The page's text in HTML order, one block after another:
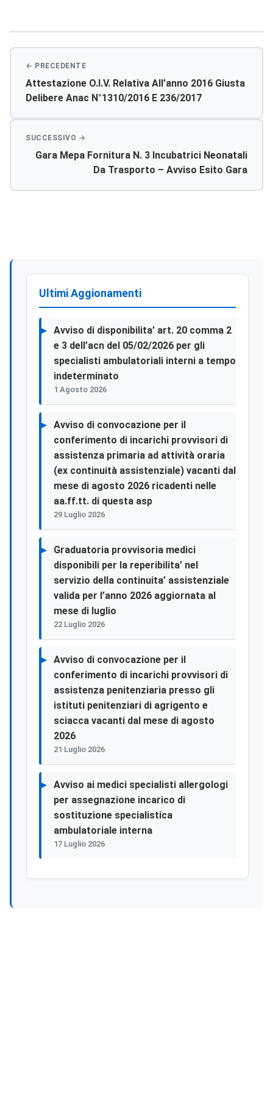
Attestazione O.i.v. Relativa All’anno 2016 Giusta
Delibere Anac N°1310/2016 E 236/2017
Gara Mepa Fornitura N. 3 Incubatrici Neonatali
Da Trasporto – Avviso Esito Gara
Ultimi Aggionamenti
Avviso di disponibilita’ art. 20 comma 2
e 3 dell’acn del 05/02/2026 per gli
specialisti ambulatoriali interni a tempo
indeterminato
1 Agosto 2026
Avviso di convocazione per il
conferimento di incarichi provvisori di
assistenza primaria ad attività oraria
(ex continuità assistenziale) vacanti dal
mese di agosto 2026 ricadenti nelle
aa.ff.tt. di questa asp
29 Luglio 2026
Graduatoria provvisoria medici
disponibili per la reperibilita’ nel
servizio della continuita’ assistenziale
valida per l’anno 2026 aggiornata al
mese di luglio
22 Luglio 2026
Avviso di convocazione per il
conferimento di incarichi provvisori di
assistenza penitenziaria presso gli
istituti penitenziari di agrigento e
sciacca vacanti dal mese di agosto
2026
21 Luglio 2026
Avviso ai medici specialisti allergologi
per assegnazione incarico di
sostituzione specialistica
ambulatoriale interna
17 Luglio 2026